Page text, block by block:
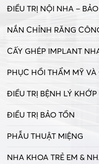
ĐIỀU TRỊ NỘI NHA –
NẮN CHỈNH RĂNG
CẤY GHÉP IMPLANT
PHỤC HỒI THẨM MỸ
ĐIỀU TRỊ BỆNH LÝ
ĐIỀU TRỊ BẢO TỒN
PHẪU THUẬT MIỆNG
NHA KHOA TRẺ EM &